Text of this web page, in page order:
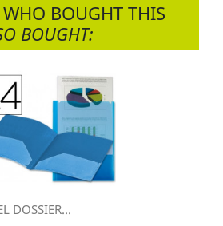
BOUGHT THIS
BOUGHT:
DOSSIER...